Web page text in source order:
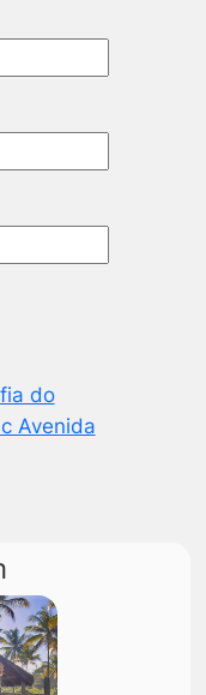
do
Avenida